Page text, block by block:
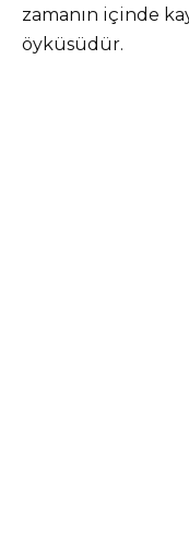
zamanın içinde
öyküsüdür.